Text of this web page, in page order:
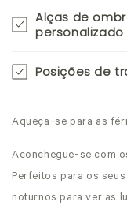
Alças de
personalizado
Posições de
Aqueça-se para as
Aconchegue-se com
Perfeitos para os
noturnos para ver as